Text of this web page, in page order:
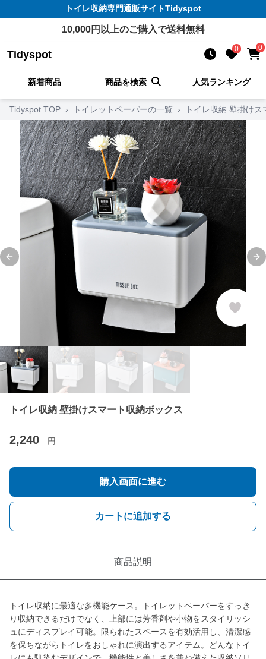
トイレ収納専門通販サイトTidyspot
10,000円以上のご購入で送料無料
Tidyspot 0 0
新着商品 商品を検索 人気ランキング
Tidyspot TOP › トイレットペーパーの一覧 › トイレ収納 壁掛け
Previous slide
トイレ収納 壁掛けスマート収納ボックス
2,240 円
購入画面に進む
カートに追加する
商品説明
トイレ収納に最適な多機能ケース。トイレットペーパーをすっき
り収納できるだけでなく、上部には芳香剤や小物をスタイリッシ
ュにディスプレイ可能。限られたスペースを有効活用し、清潔感
を保ちながらトイレをおしゃれに演出するアイテム。どんなトイ